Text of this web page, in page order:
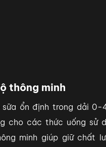
thông minh
ổn định trong dải 0-
cho các thức uống sử
minh giúp giữ chất